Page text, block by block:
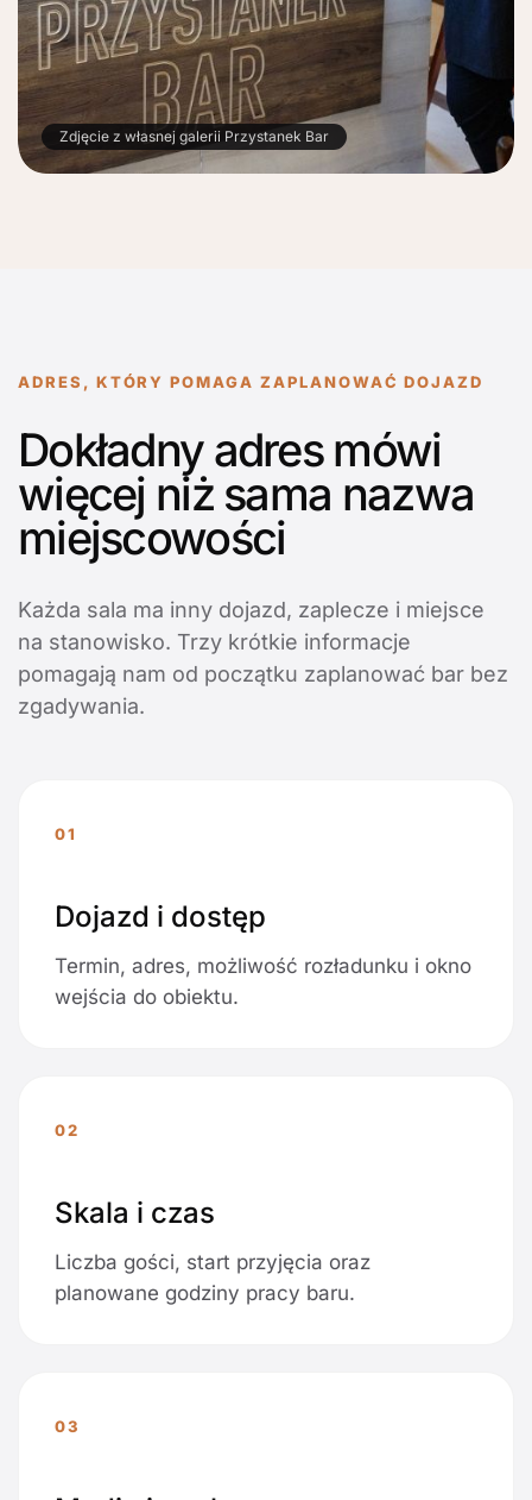
Zdjęcie z własnej galerii Przystanek Bar
ADRES, KTÓRY POMAGA ZAPLANOWAĆ DOJAZD
Dokładny adres mówi
więcej niż sama nazwa
miejscowości
Każda sala ma inny dojazd, zaplecze i miejsce
na stanowisko. Trzy krótkie informacje
pomagają nam od początku zaplanować bar bez
zgadywania.
01
Dojazd i dostęp
Termin, adres, możliwość rozładunku i okno
wejścia do obiektu.
02
Skala i czas
Liczba gości, start przyjęcia oraz
planowane godziny pracy baru.
03